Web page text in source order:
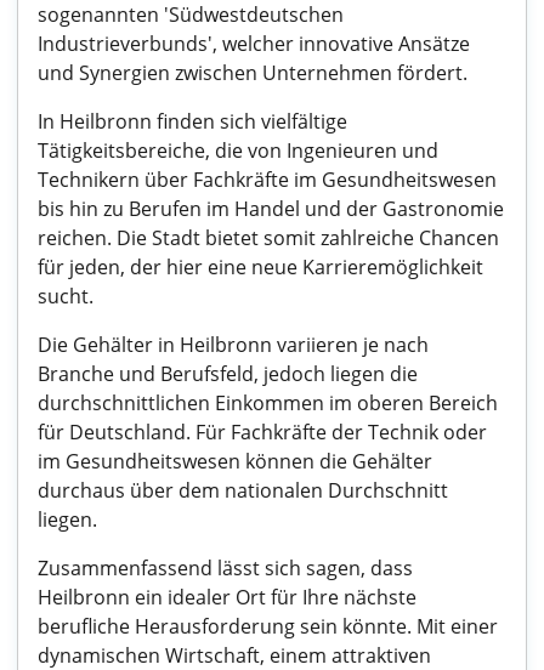
sogenannten 'Südwestdeutschen
Industrieverbunds', welcher innovative Ansätze
und Synergien zwischen Unternehmen fördert.
In Heilbronn finden sich vielfältige
Tätigkeitsbereiche, die von Ingenieuren und
Technikern über Fachkräfte im Gesundheitswesen
bis hin zu Berufen im Handel und der Gastronomie
reichen. Die Stadt bietet somit zahlreiche Chancen
für jeden, der hier eine neue Karrieremöglichkeit
sucht.
Die Gehälter in Heilbronn variieren je nach
Branche und Berufsfeld, jedoch liegen die
durchschnittlichen Einkommen im oberen Bereich
für Deutschland. Für Fachkräfte der Technik oder
im Gesundheitswesen können die Gehälter
durchaus über dem nationalen Durchschnitt
liegen.
Zusammenfassend lässt sich sagen, dass
Heilbronn ein idealer Ort für Ihre nächste
berufliche Herausforderung sein könnte. Mit einer
dynamischen Wirtschaft, einem attraktiven